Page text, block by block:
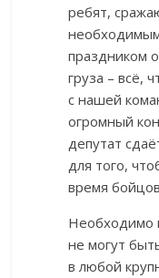
ребят,
праздником
груза – всё,
с нашей
огромный
депутат
для того,
время
Необходимо
не могут
в любой